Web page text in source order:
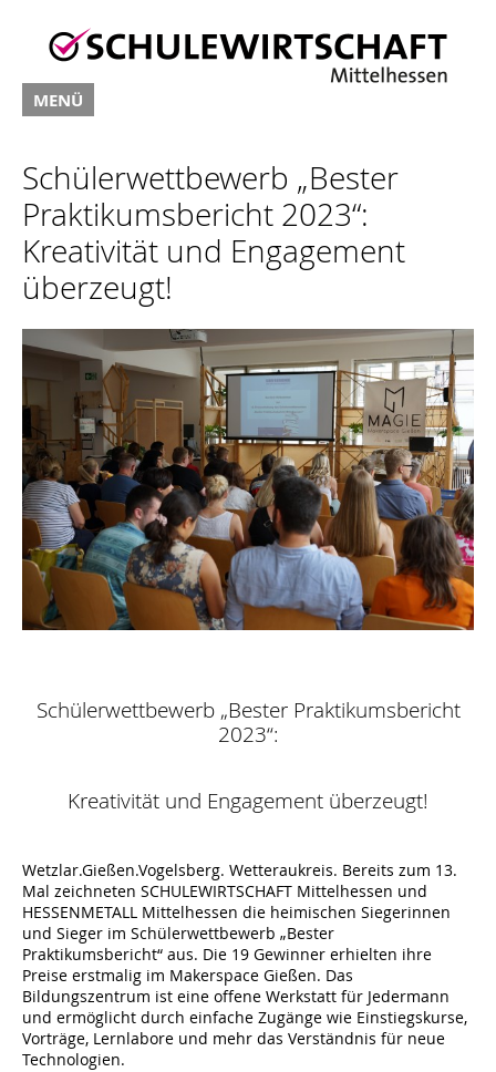
MENÜ
Schülerwettbewerb „Bester
Praktikumsbericht 2023“:
Kreativität und Engagement
überzeugt!
Schülerwettbewerb „Bester Praktikumsbericht
2023“:
Kreativität und Engagement überzeugt!
Wetzlar.Gießen.Vogelsberg. Wetteraukreis. Bereits zum 13.
Mal zeichneten SCHULEWIRTSCHAFT Mittelhessen und
HESSENMETALL Mittelhessen die heimischen Siegerinnen
und Sieger im Schülerwettbewerb „Bester
Praktikumsbericht“ aus. Die 19 Gewinner erhielten ihre
Preise erstmalig im Makerspace Gießen. Das
Bildungszentrum ist eine offene Werkstatt für Jedermann
und ermöglicht durch einfache Zugänge wie Einstiegskurse,
Vorträge, Lernlabore und mehr das Verständnis für neue
Technologien.